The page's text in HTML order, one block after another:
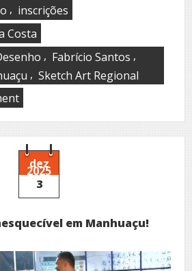
, inscrições
Costa
, Fabrício Santos ,
, Sketch Art Regional
on
Art
Regional
dez
2025
3
em Manhuaçu!